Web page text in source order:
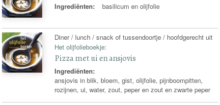
Ingrediënten: basilicum en olijfolie
Diner / lunch / snack of tussendoortje / hoofdgerecht uit
Het olijfolieboekje:
Pizza met ui en ansjovis
Ingrediënten:
ansjovis in blik, bloem, gist, olijfolie, pijnboompitten,
rozijnen, ui, water, zout, peper en zout en zwarte peper